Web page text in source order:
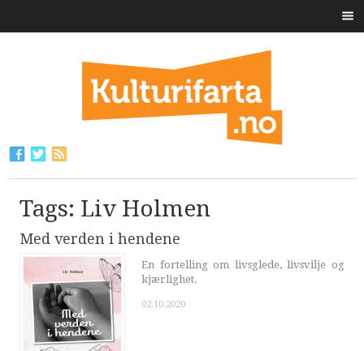
Tags: Liv Holmen
Med verden i hendene
En fortelling om livsglede, livsvilje og
kjærlighet.
02.10.2020